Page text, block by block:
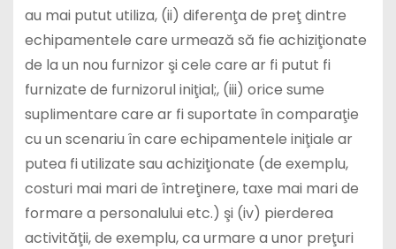
au mai putut utiliza, (ii) diferenţa de preţ dintre
echipamentele care urmează să fie achiziţionate
de la un nou furnizor şi cele care ar fi putut fi
furnizate de furnizorul iniţial;, (iii) orice sume
suplimentare care ar fi suportate în comparaţie
cu un scenariu în care echipamentele iniţiale ar
putea fi utilizate sau achiziţionate (de exemplu,
costuri mai mari de întreţinere, taxe mai mari de
formare a personalului etc.) şi (iv) pierderea
activităţii, de exemplu, ca urmare a unor preţuri